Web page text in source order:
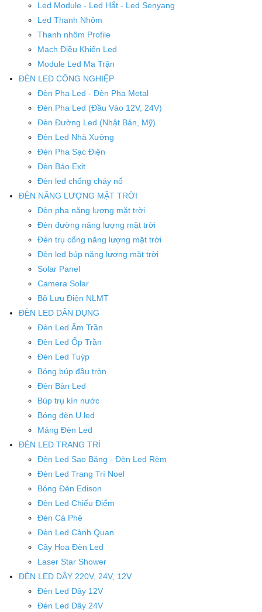
Led Module - Led Hắt - Led Senyang
Led Thanh Nhôm
Thanh nhôm Profile
Mạch Điều Khiển Led
Module Led Ma Trận
ĐÈN LED CÔNG NGHIỆP
Đèn Pha Led - Đèn Pha Metal
Đèn Pha Led (Đầu Vào 12V, 24V)
Đèn Đường Led (Nhật Bản, Mỹ)
Đèn Led Nhà Xưởng
Đèn Pha Sạc Điện
Đèn Báo Exit
Đèn led chống cháy nổ
ĐÈN NĂNG LƯỢNG MẶT TRỜI
Đèn pha năng lượng mặt trời
Đèn đường năng lượng mặt trời
Đèn trụ cổng năng lượng mặt trời
Đèn led búp năng lượng mặt trời
Solar Panel
Camera Solar
Bộ Lưu Điện NLMT
ĐÈN LED DÂN DỤNG
Đèn Led Âm Trần
Đèn Led Ốp Trần
Đèn Led Tuýp
Bóng búp đầu tròn
Đèn Bàn Led
Búp trụ kín nước
Bóng đèn U led
Máng Đèn Led
ĐÈN LED TRANG TRÍ
Đèn Led Sao Băng - Đèn Led Rèm
Đèn Led Trang Trí Noel
Bóng Đèn Edison
Đèn Led Chiếu Điểm
Đèn Cà Phê
Đèn Led Cảnh Quan
Cây Hoa Đèn Led
Laser Star Shower
ĐÈN LED DÂY 220V, 24V, 12V
Đèn Led Dây 12V
Đèn Led Dây 24V